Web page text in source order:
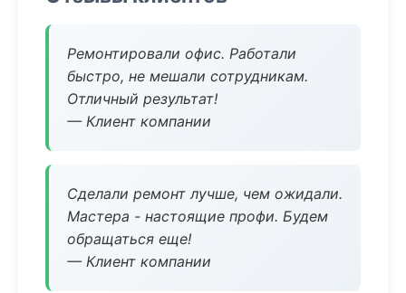
Ремонтировали офис. Работали
быстро, не мешали сотрудникам.
Отличный результат!
— Клиент компании
Сделали ремонт лучше, чем ожидали.
Мастера - настоящие профи. Будем
обращаться еще!
— Клиент компании